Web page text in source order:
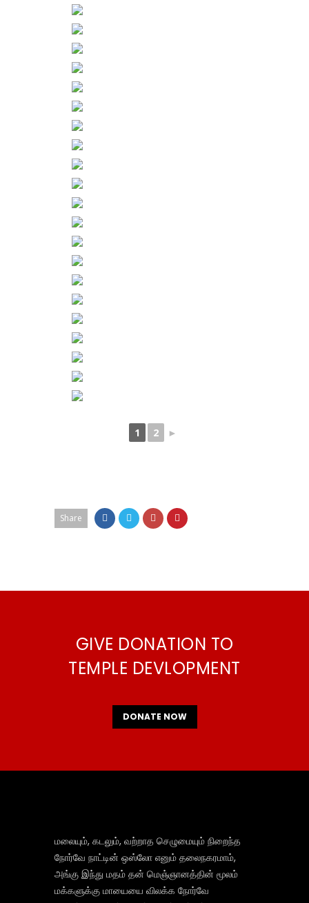
1 2 ►
Share
GIVE DONATION TO
TEMPLE DEVLOPMENT
DONATE NOW
மலையும், கடலும், வற்றாத செழுமையும் நிறைந்த
நோர்வே நாட்டின் ஒஸ்லோ எனும் தலைநகரமாம்,
அங்கு இந்து மதம் தன் மெஞ்ஞானத்தின் மூலம்
மக்களுக்கு மாயையை விலக்க நோர்வே